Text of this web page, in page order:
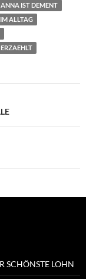
ANNA IST DEMENT
ALLTAG
SCHÖNSTE LOHN